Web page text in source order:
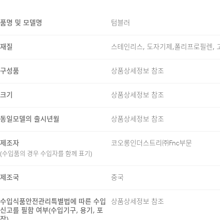
품명 및 모델명 텀블러
재질 스테인리스, 도자기제,폴리프로필렌,
구성품 상품상세정보 참조
크기 상품상세정보 참조
동일모델의 출시년월 상품상세정보 참조
제조자
(수입품의 경우 수입자를 함께 표기)
코오롱인더스트리㈜Fnc부문
제조국 중국
수입식품안전관리특별법에 따른 수입
신고를 필함 여부(수입기구, 용기, 포
상품상세정보 참조